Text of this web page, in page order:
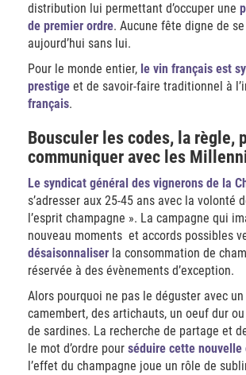
distribution lui permettant d’occuper une
de premier ordre. Aucune fête digne de
aujourd’hui sans lui.
Pour le monde entier, le vin français est
prestige et de savoir-faire traditionnel à
français.
Bousculer les codes, la règle,
communiquer avec les
Le syndicat général des vignerons de la
s’adresser aux 25-45 ans avec la volonté
l’esprit champagne ». La campagne qui
nouveau moments et accords possibles
désaisonnaliser la consommation de
réservée à des évènements d’exception.
Alors pourquoi ne pas le déguster avec
camembert, des artichauts, un oeuf dur
de sardines. La recherche de partage et
le mot d’ordre pour séduire cette
l’effet du champagne joue un rôle de